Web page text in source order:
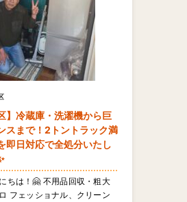
】冷蔵庫・洗濯機から巨
スまで！2トントラック満
即日対応で全処分いたし
ちは！🤗 不用品回収・粗大
フェッショナル、クリーン